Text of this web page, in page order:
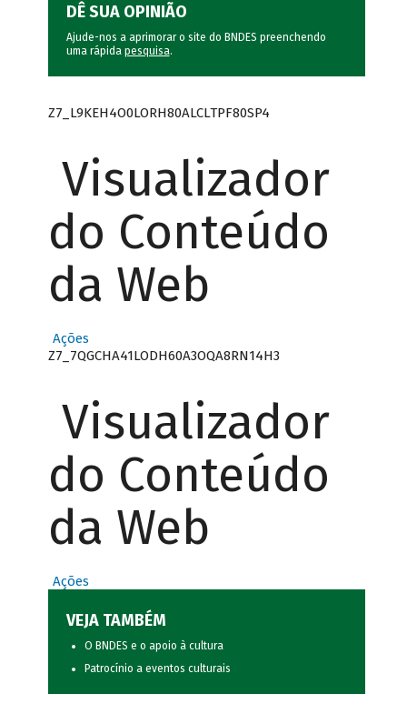
DÊ SUA OPINIÃO
Ajude-nos a aprimorar o site do BNDES preenchendo
uma rápida pesquisa.
Z7_L9KEH4O0LORH80ALCLTPF80SP4
Visualizador
do Conteúdo
da Web
Ações
Z7_7QGCHA41LODH60A3OQA8RN14H3
Visualizador
do Conteúdo
da Web
Ações
VEJA TAMBÉM
O BNDES e o apoio à cultura
Patrocínio a eventos culturais